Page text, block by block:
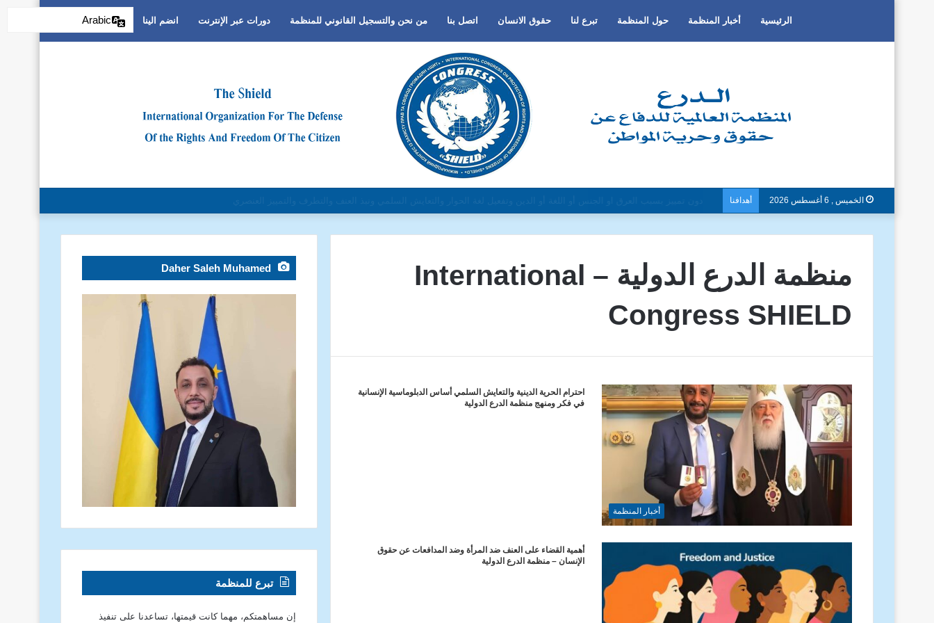
الرئيسية أخبار المنظمة حول المنظمة تبرع لنا حقوق الانسان اتصل بنا من نحن والتسجيل القانوني للمنظمة دورات عبر الإنترنت انضم الينا
الخميس , 6 أغسطس 2026 أهدافنا
منظمة الدرع الدولية – International
Congress SHIELD
أخبار المنظمة
احترام الحرية الدينية والتعايش السلمي أساس الدبلوماسية الإنسانية
في فكر ومنهج منظمة الدرع الدولية
أهمية القضاء على العنف ضد المرأة وضد المدافعات عن حقوق
الإنسان – منظمة الدرع الدولية
Daher Saleh Muhamed
تبرع للمنظمة
إن مساهمتكم، مهما كانت قيمتها، تساعدنا على تنفيذ
Arabic